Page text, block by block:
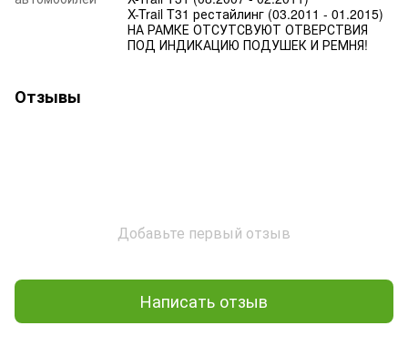
X-Trail T31 рестайлинг (03.2011 - 01.2015)
НА РАМКЕ ОТСУТСВУЮТ ОТВЕРСТВИЯ
ПОД ИНДИКАЦИЮ ПОДУШЕК И РЕМНЯ!
Отзывы
Добавьте первый отзыв
Написать отзыв